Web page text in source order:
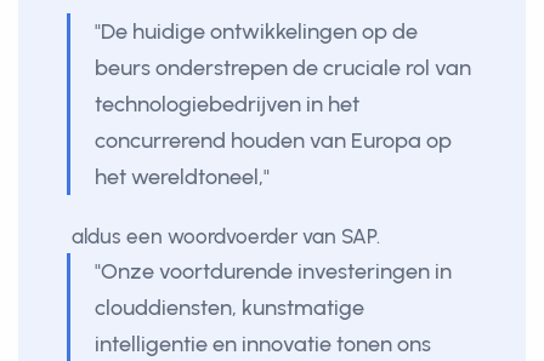
"De huidige ontwikkelingen op de
beurs onderstrepen de cruciale rol van
technologiebedrijven in het
concurrerend houden van Europa op
het wereldtoneel,"
aldus een woordvoerder van SAP.
"Onze voortdurende investeringen in
clouddiensten, kunstmatige
intelligentie en innovatie tonen ons